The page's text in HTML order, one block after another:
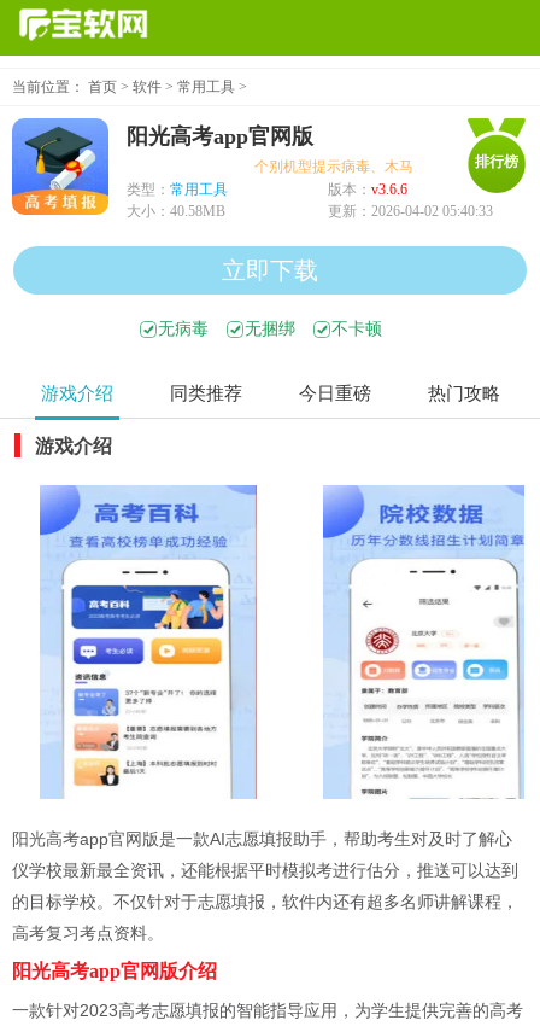
当前位置： 首页 > 软件 > 常用工具 >
排行榜
阳光高考app官网版
个别机型提示病毒、木马、危险，均为误报可
类型： 常用工具 版本： v3.6.6
大小： 40.58MB 更新： 2026-04-02 05:40:33
立即下载
无病毒 无捆绑 不卡顿
游戏介绍 同类推荐 今日重磅 热门攻略
游戏介绍
阳光高考app官网版是一款AI志愿填报助手，帮助考生对及时了解心
仪学校最新最全资讯，还能根据平时模拟考进行估分，推送可以达到
的目标学校。不仅针对于志愿填报，软件内还有超多名师讲解课程，
高考复习考点资料。
阳光高考app官网版介绍
一款针对2023高考志愿填报的智能指导应用，为学生提供完善的高考